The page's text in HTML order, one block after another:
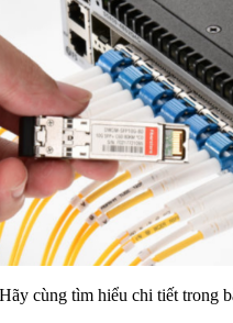
cùng tìm hiểu chi tiết trong